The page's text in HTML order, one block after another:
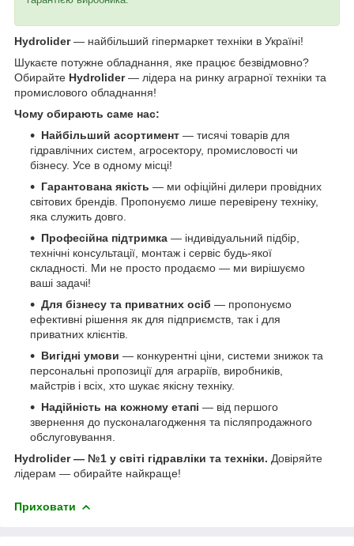
Hydrolider— найбільший гіпермаркет техніки в Україні!
Шукаєте потужне обладнання, яке працює безвідмовно?
Обирайте Hydrolider— лідера на ринку аграрної техніки та
промислового обладнання!
Чому обирають саме нас:
Найбільший асортимент — тисячі товарів для
гідравлічних систем, агросектору, промисловості чи
бізнесу. Усе в одному місці!
Гарантована якість — ми офіційні дилери провідних
світових брендів. Пропонуємо лише перевірену техніку,
яка служить довго.
Професійна підтримка — індивідуальний підбір,
технічні консультації, монтаж і сервіс будь-якої
складності. Ми не просто продаємо — ми вирішуємо
ваші задачі!
Для бізнесу та приватних осіб — пропонуємо
ефективні рішення як для підприємств, так і для
приватних клієнтів.
Вигідні умови — конкурентні ціни, системи знижок та
персональні пропозиції для аграріїв, виробників,
майстрів і всіх, хто шукає якісну техніку.
Надійність на кожному етапі — від першого
звернення до пусконалагодження та післяпродажного
обслуговування.
Hydrolider — №1 у світі гідравліки та техніки. Довіряйте
лідерам — обирайте найкраще!
Приховати